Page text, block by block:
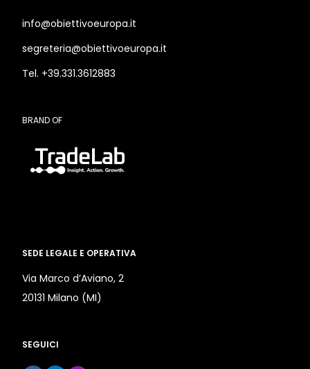
info@obiettivoeuropa.it
segreteria@obiettivoeuropa.it
Tel. +39.331.3612883
BRAND OF
SEDE LEGALE E OPERATIVA
Via Marco d’Aviano, 2
20131 Milano (MI)
SEGUICI